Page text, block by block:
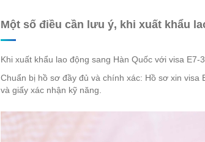
Một số điều cần lưu ý, khi xuất khẩu
Khi xuất khẩu lao động sang Hàn Quốc với visa
Chuẩn bị hồ sơ đầy đủ và chính xác: Hồ sơ xin
và giấy xác nhận kỹ năng.